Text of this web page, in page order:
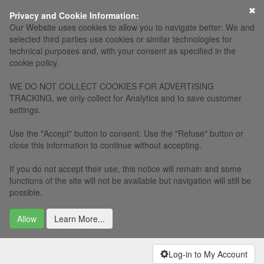
Privacy and Cookie Information:
Our Website uses cookies to allow you to navigate better: We and
selected third parties use cookies or similar technologies for
technical purposes and, with your consent as specified in the
cookie policy.
WE DO NOT COLLECT COOKIES FOR ADVERTISING
TRACKING, we only collect for Analytics and to save customer
settings.
Use the "Accept" button to consent. Use the "Refuse" button or
close this information to continue without accepting.
If you do not accept their use, this notice will remain and some
functions of the site will not be available but navigation will still be
possible.
Allow Learn More...
×
Log-in to My Account